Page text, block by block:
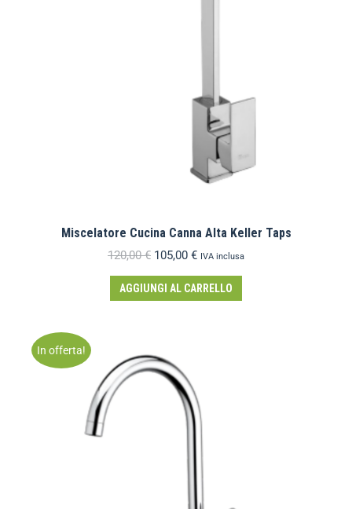
Miscelatore Cucina Canna Alta Keller Taps
120,00€ 105,00 € IVA inclusa
AGGIUNGI AL CARRELLO
In offerta!